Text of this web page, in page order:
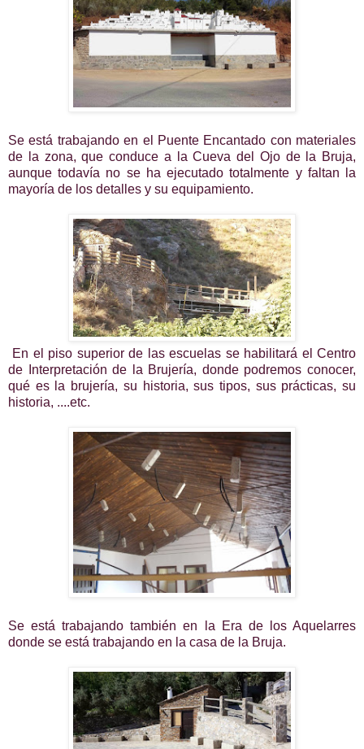
Se está trabajando en el Puente Encantado con materiales
de la zona, que conduce a la Cueva del Ojo de la Bruja,
aunque todavía no se ha ejecutado totalmente y faltan la
mayoría de los detalles y su equipamiento.
En el piso superior de las escuelas se habilitará el Centro
de Interpretación de la Brujería, donde podremos conocer,
qué es la brujería, su historia, sus tipos, sus prácticas, su
historia, ....etc.
Se está trabajando también en la Era de los Aquelarres
donde se está trabajando en la casa de la Bruja.